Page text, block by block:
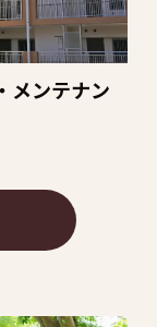
メンテナン